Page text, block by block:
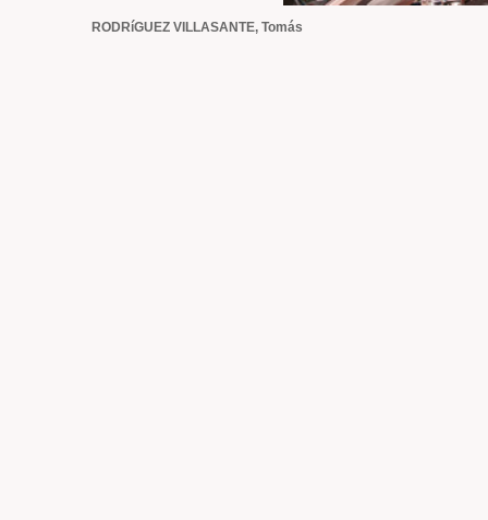
RODRíGUEZ VILLASANTE, Tomás